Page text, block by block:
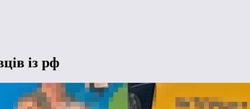
із рф